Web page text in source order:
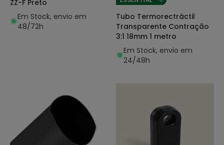
ZZ-F Preto
Em Stock, envio em
48/72h
Tubo Termorectráctil
Transparente Contração
3:1 18mm 1 metro
Em Stock, envio em
24/48h